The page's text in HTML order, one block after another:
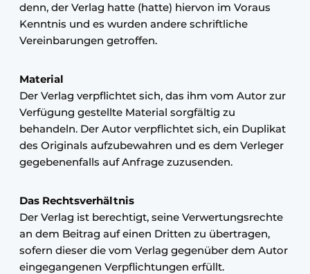
denn, der Verlag hatte (hatte) hiervon im Voraus
Kenntnis und es wurden andere schriftliche
Vereinbarungen getroffen.
Material
Der Verlag verpflichtet sich, das ihm vom Autor zur
Verfügung gestellte Material sorgfältig zu
behandeln. Der Autor verpflichtet sich, ein Duplikat
des Originals aufzubewahren und es dem Verleger
gegebenenfalls auf Anfrage zuzusenden.
Das Rechtsverhältnis
Der Verlag ist berechtigt, seine Verwertungsrechte
an dem Beitrag auf einen Dritten zu übertragen,
sofern dieser die vom Verlag gegenüber dem Autor
eingegangenen Verpflichtungen erfüllt.